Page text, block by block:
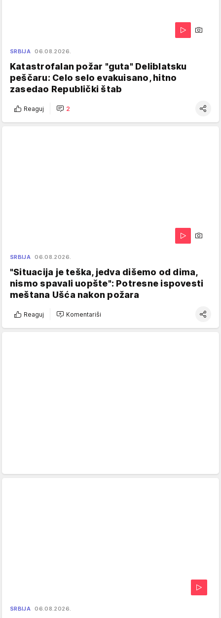
SRBIJA 06.08.2026.
Katastrofalan požar "guta" Deliblatsku
peščaru: Celo selo evakuisano, hitno
zasedao Republički štab
Reaguj 2
SRBIJA 06.08.2026.
"Situacija je teška, jedva dišemo od dima,
nismo spavali uopšte": Potresne ispovesti
meštana Ušća nakon požara
Reaguj Komentariši
SRBIJA 06.08.2026.